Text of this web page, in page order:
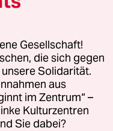
Gesellschaft!
die sich gegen
Solidarität.
aus
im Zentrum“ –
Kulturzentren
Sie dabei?